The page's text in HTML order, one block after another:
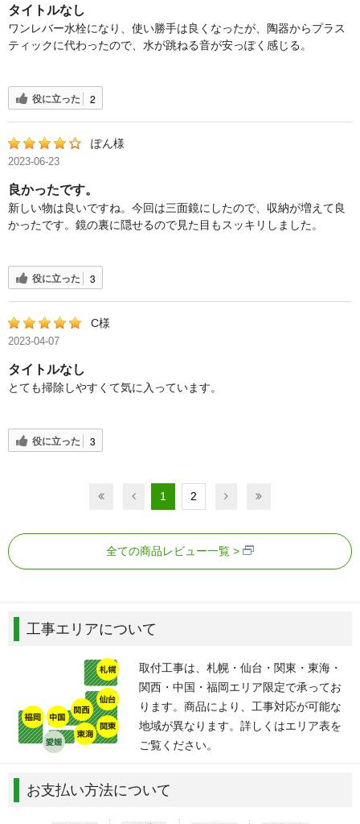
タイトルなし
ワンレバー水栓になり、使い勝手は良くなったが、陶器からプラス
ティックに代わったので、水が跳ねる音が安っぽく感じる。
役に立った 2
ぽん様
2023-06-23
良かったです。
新しい物は良いですね。今回は三面鏡にしたので、収納が増えて良
かったです。鏡の裏に隠せるので見た目もスッキリしました。
役に立った 3
C様
2023-04-07
タイトルなし
とても掃除しやすくて気に入っています。
役に立った 3
1 2
全ての商品レビュー一覧
工事エリアについて
取付工事は、札幌・仙台・関東・東海・
関西・中国・福岡エリア限定で承ってお
ります。商品により、工事対応が可能な
地域が異なります。詳しくはエリア表を
ご覧ください。
お支払い方法について